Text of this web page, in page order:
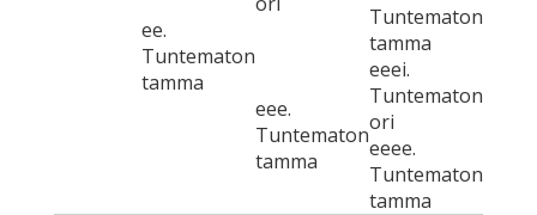
ee.
Tuntematon
tamma
Tuntematon
tamma
eee.
Tuntematon
tamma
eeei.
Tuntematon
ori
eeee.
Tuntematon
tamma